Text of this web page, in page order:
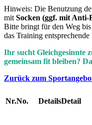
Hinweis: Die Benutzung
mit Socken (ggf. mit
Bitte bringt für den Weg
das Training
Ihr sucht Gleichgesinnte
gemeinsam fit bleiben?
Zurück zum
Nr.No. DetailsDetail